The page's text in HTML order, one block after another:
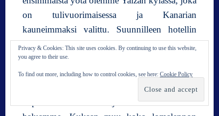
on tulivuorimaisessa ja Kanarian
kauneimmaksi valittu. Suunnilleen hotellin
pihalta alkavat patikkareitit, mikä aivan
erityisesti kiehtoo. Loppuviikoksi siirrymme
rannikolle, Puerto del Carmeniin, jossa on
kuusi kilometriä hiekkarantaa, joten voimme
tarpoa sitä edestakaisin jos välttämättä kävellä
Privacy & Cookies: This site uses cookies. By continuing to use this website,
you agree to their use.
To find out more, including how to control cookies, see here: Cookie Policy